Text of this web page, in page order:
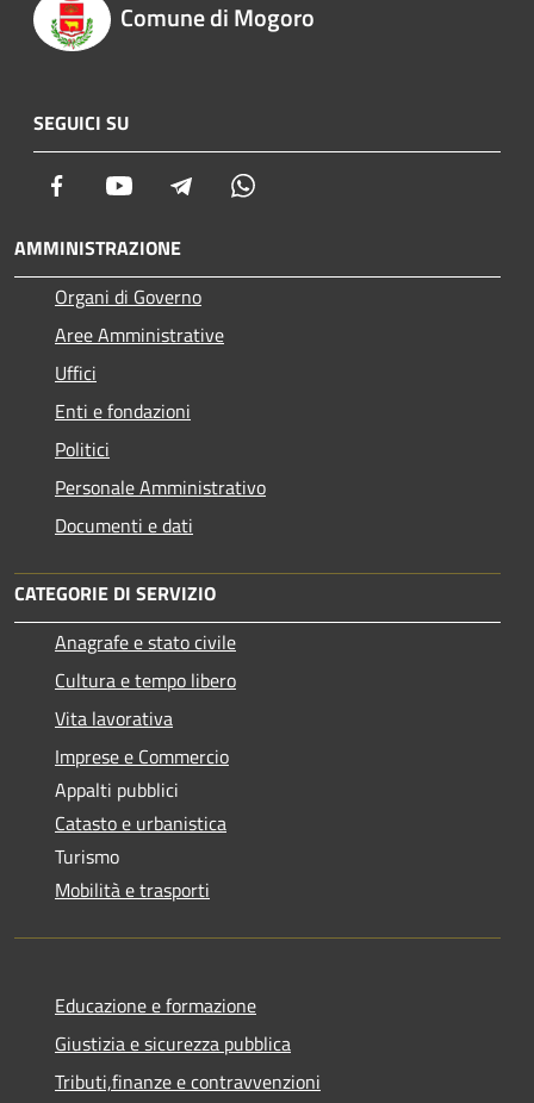
Comune di Mogoro
SEGUICI SU
Facebook Youtube Telegram
AMMINISTRAZIONE
Organi di Governo
Aree Amministrative
Uffici
Enti e fondazioni
Politici
Personale Amministrativo
Documenti e dati
CATEGORIE DI SERVIZIO
Anagrafe e stato civile
Cultura e tempo libero
Vita lavorativa
Imprese e Commercio
Appalti pubblici
Catasto e urbanistica
Turismo
Mobilità e trasporti
Educazione e formazione
Giustizia e sicurezza pubblica
Tributi,finanze e contravvenzioni